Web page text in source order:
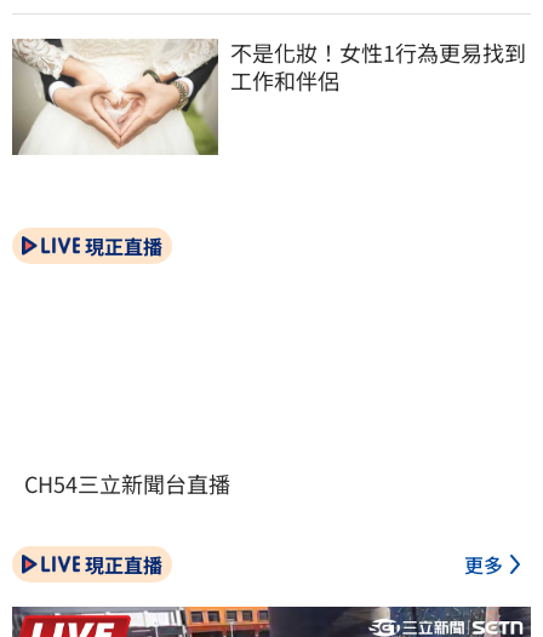
不是化妝！女性1行為更易找到
工作和伴侶
現正直播
CH54三立新聞台直播
現正直播 更多